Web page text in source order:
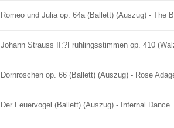
Romeo und Julia op. 64a (Ballett) (Auszug) - The
Johann Strauss II:?Fruhlingsstimmen op. 410
Dornroschen op. 66 (Ballett) (Auszug) - Rose
Der Feuervogel (Ballett) (Auszug) - Infernal Dance